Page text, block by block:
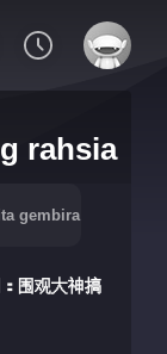
rahsia
gembira
围观大神搞